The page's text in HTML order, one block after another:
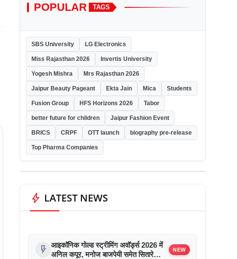
POPULAR TAGS
SBS University LG Electronics
Miss Rajasthan 2026 Invertis University
Yogesh Mishra Mrs Rajasthan 2026
Jaipur Beauty Pageant Ekta Jain Mica Students
Fusion Group HFS Horizons 2026 Tabor
better future for children Jaipur Fashion Event
BRICS CRPF OTT launch biography pre-release
Top Pharma Companies
bolt LATEST NEWS
flash_on आइकॉनिक गोल्ड स्ट्रीमिंग अवॉर्ड्स 2026 में
अनिल कपूर, मनोज बाजपेयी समेत सितारे
NEW